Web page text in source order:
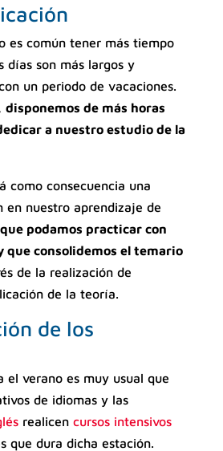
es común tener más tiempo
días son más largos y
un periodo de vacaciones.
disponemos de más horas
a nuestro estudio de la
como consecuencia una
en nuestro aprendizaje de
podamos practicar con
que consolidemos el temario
de la realización de
de la teoría.
de los
el verano es muy usual que
de idiomas y las
realicen cursos intensivos
que dura dicha estación.